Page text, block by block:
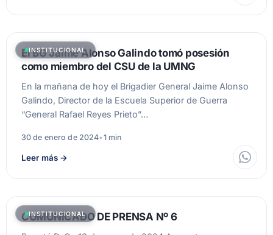
INSTITUCIONAL
El BG Jaime Alonso Galindo tomó posesión
como miembro del CSU de la UMNG
En la mañana de hoy el Brigadier General Jaime Alonso
Galindo, Director de la Escuela Superior de Guerra
“General Rafael Reyes Prieto”…
30 de enero de 2024• 1 min
Leer más →
INSTITUCIONAL
COMUNICADO DE PRENSA Nº 6